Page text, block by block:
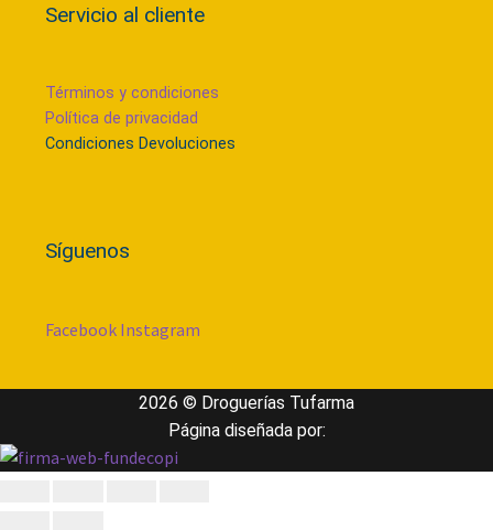
Servicio al cliente
Términos y condiciones
Política de privacidad
Condiciones Devoluciones
Síguenos
Facebook Instagram
2026 © Droguerías Tufarma
Página diseñada por: